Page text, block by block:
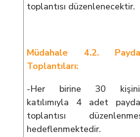
toplantısı düzenlenecektir.
Müdahale 4.2.
Toplantıları:
-Her birine 30
katılımıyla 4 adet
toplantısı
hedeflenmektedir.